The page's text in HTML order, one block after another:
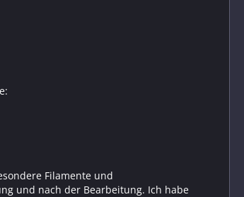
Filamente und
und nach der Bearbeitung. Ich habe